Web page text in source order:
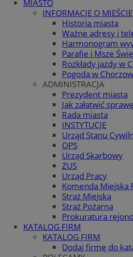
MIASTO
INFORMACJE O MIEŚCIE
Historia miasta
Ważne adresy i
Harmonogram
Parafie i Msze
Rozkłady jazdy w
Pogoda w
ADMINISTRACJA
Prezydent miasta
Jak załatwić
Rada miasta
INSTYTUCJE
Urząd Stanu
OPS
Urząd Skarbowy
ZUS
Urząd Pracy
Komenda Miejska
Straż Miejska
Straż Pożarna
Prokuratura
KATALOG FIRM
KATALOG FIRM
Dodaj firmę do